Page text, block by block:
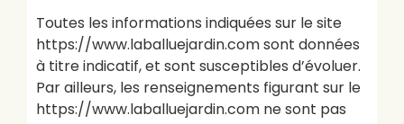
Toutes les informations indiquées sur le site
https://www.laballuejardin.com sont données
à titre indicatif, et sont susceptibles d’évoluer.
Par ailleurs, les renseignements figurant sur le
https://www.laballuejardin.com ne sont pas